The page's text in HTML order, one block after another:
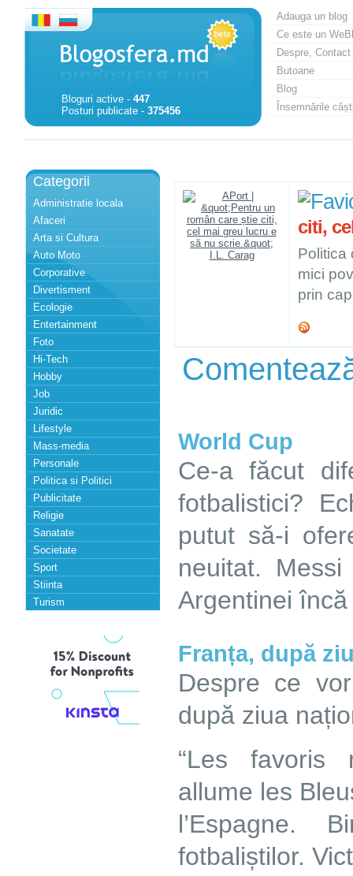
Bloguri active - 447
Posturi publicate - 375456
Adauga un blog
Ce este un
Despre, Contact
Butoane
Blog
Însemnările
Categorii
Administratie locala
Afaceri
Arta si Cultura
Auto Moto
Corporative
Divertisment
Ecologie
Entertainment
Foto
Hi-Tech
Hobby
Job
Juridic
Lifestyle
Mass-media
Personale
Politica si Politici
Publicitate
Religie
Sanatate
Societate
Sport
Stiinta
Turism
citi,
Politica
mici
prin
World Cup
Ce-a făcut
fotbalistici?
putut să-i
neuitat.
Argentinei
Franța, după
Despre ce
după ziua
“Les favoris
allume les
l’Espagne.
fotbaliștilor.